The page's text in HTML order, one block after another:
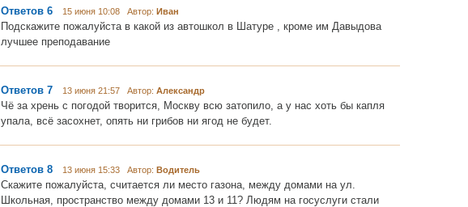
Ответов 615 июня 10:08 Автор: Иван
Подскажите пожалуйста в какой из автошкол в Шатуре , кроме им Давыдова
лучшее преподавание
Ответов 713 июня 21:57 Автор: Александр
Чё за хрень с погодой творится, Москву всю затопило, а у нас хоть бы капля
упала, всё засохнет, опять ни грибов ни ягод не будет.
Ответов 813 июня 15:33 Автор: Водитель
Скажите пожалуйста, считается ли место газона, между домами на ул.
Школьная, пространство между домами 13 и 11? Людям на госуслуги стали